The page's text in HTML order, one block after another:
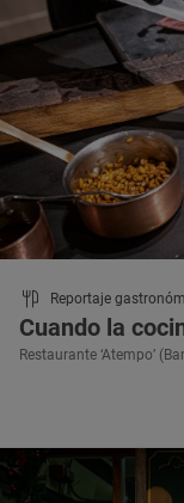
Reportaje
Cuando la
Restaurante ‘Atempo’